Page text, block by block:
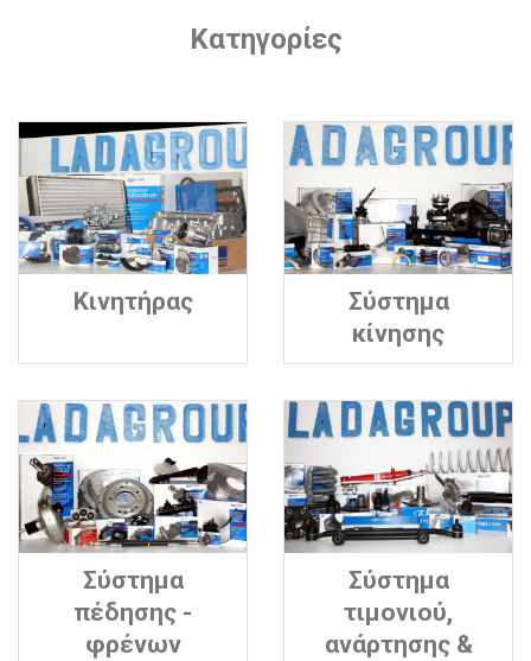
Κατηγορίες
Κινητήρας
Σύστημα
κίνησης
Σύστημα
πέδησης -
φρένων
Σύστημα
τιμονιού,
ανάρτησης &